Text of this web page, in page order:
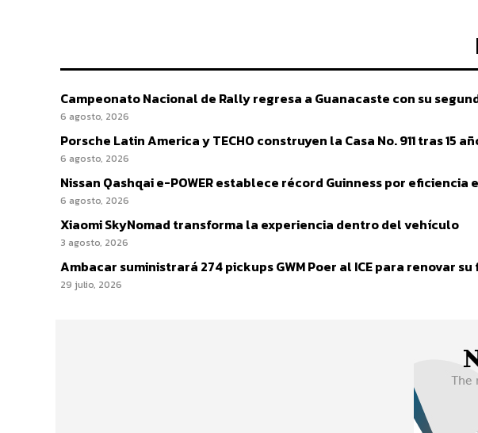
Campeonato Nacional de Rally regresa a Guanacaste con su
6 agosto, 2026
Porsche Latin America y TECHO construyen la Casa No. 911 tras 15
6 agosto, 2026
Nissan Qashqai e-POWER establece récord Guinness por eficiencia
6 agosto, 2026
Xiaomi SkyNomad transforma la experiencia dentro del vehículo
3 agosto, 2026
Ambacar suministrará 274 pickups GWM Poer al ICE para renovar
29 julio, 2026